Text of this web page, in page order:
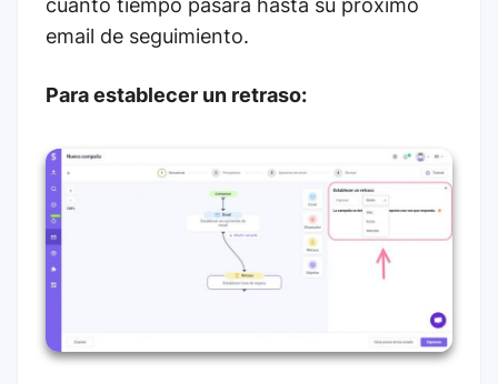
email de seguimiento.
Para establecer un retraso: